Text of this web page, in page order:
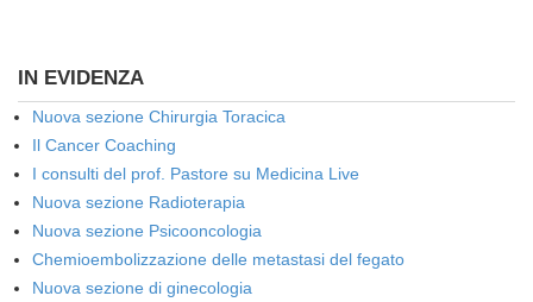
IN EVIDENZA
Nuova sezione Chirurgia Toracica
Il Cancer Coaching
I consulti del prof. Pastore su Medicina Live
Nuova sezione Radioterapia
Nuova sezione Psicooncologia
Chemioembolizzazione delle metastasi del fegato
Nuova sezione di ginecologia